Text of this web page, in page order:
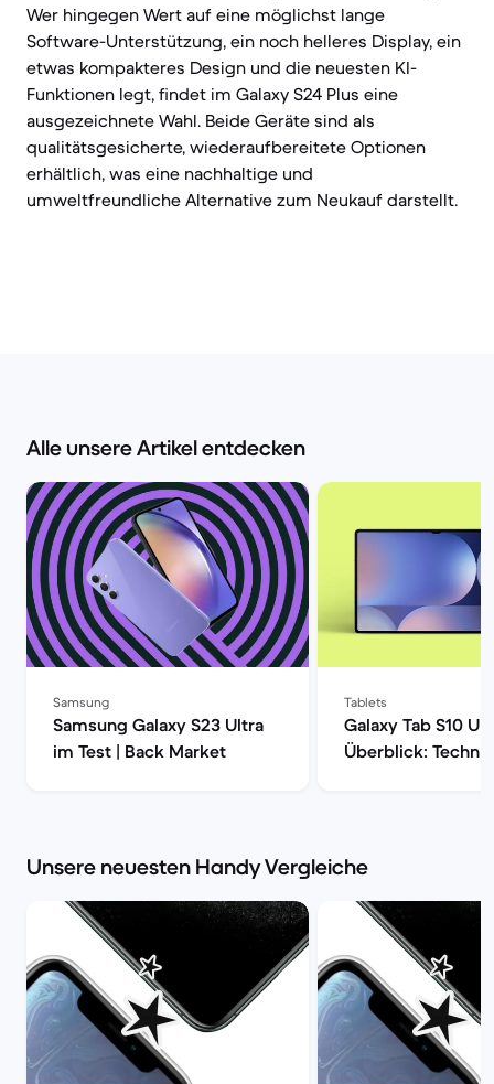
Wer hingegen Wert auf eine möglichst lange
Software-Unterstützung, ein noch helleres Display, ein
etwas kompakteres Design und die neuesten KI-
Funktionen legt, findet im Galaxy S24 Plus eine
ausgezeichnete Wahl. Beide Geräte sind als
qualitätsgesicherte, wiederaufbereitete Optionen
erhältlich, was eine nachhaltige und
umweltfreundliche Alternative zum Neukauf darstellt.
Alle unsere Artikel entdecken
Samsung
Samsung Galaxy S23 Ultra
im Test | Back Market
Tablets
Galaxy Tab S10
Überblick:
Unsere neuesten Handy Vergleiche